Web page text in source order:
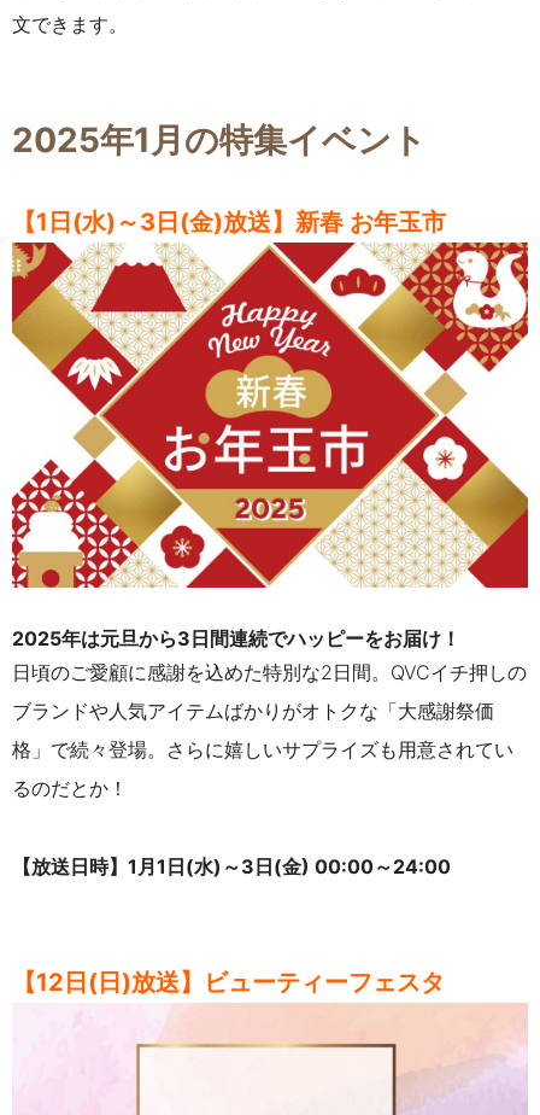
文できます。
2025年1月の特集イベント
【1日(水)～3日(金)放送】新春 お年玉市
2025年は元旦から3日間連続でハッピーをお届け！
日頃のご愛顧に感謝を込めた特別な2日間。QVCイチ押しの
ブランドや人気アイテムばかりがオトクな「大感謝祭価
格」で続々登場。さらに嬉しいサプライズも用意されてい
るのだとか！
【放送日時】 1月1日(水)～3日(金) 00:00～24:00
【12日(日)放送】ビューティーフェスタ